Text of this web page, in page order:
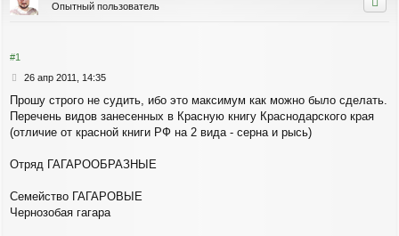
Опытный пользователь
#1
С
о
б
щ
и
26 апр 2011, 14:35
Прошу строго не судить, ибо это максимум как можно было сделать.
Перечень видов занесенных в Красную книгу Краснодарского края
(отличие от красной книги РФ на 2 вида - серна и рысь)
Отряд ГАГАРООБРАЗНЫЕ
Семейство ГАГАРОВЫЕ
Чернозобая гагара